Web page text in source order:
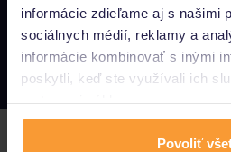
informácie zdieľame aj s našimi
sociálnych médií, reklamy a
informácie kombinovať s inými
poskytli, keď ste využívali ich
na to svoj súhlas.
Povoliť
Napíšte nám
info@porovnajto.sk
Zavolajte nám
0800 400 300